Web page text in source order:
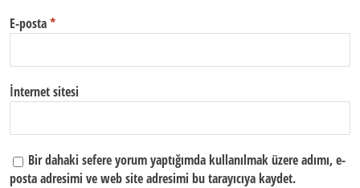
E-posta*
İnternet sitesi
Bir dahaki sefere yorum yaptığımda kullanılmak üzere adımı, e-
posta adresimi ve web site adresimi bu tarayıcıya kaydet.